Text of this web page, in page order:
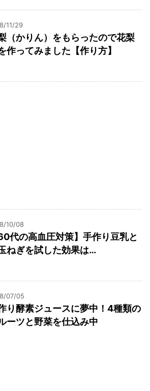
11/29
（かりん）をもらったので花梨
作ってみました【作り方】
10/08
60代の高血圧対策】手作り豆乳と
ねぎを試した効果は…
07/05
り酵素ジュースに夢中！4種類の
ーツと野菜を仕込み中